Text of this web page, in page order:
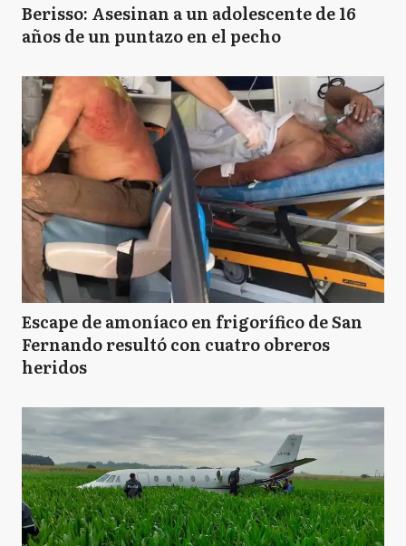
Berisso: Asesinan a un adolescente de 16
años de un puntazo en el pecho
Escape de amoníaco en frigorífico de San
Fernando resultó con cuatro obreros
heridos